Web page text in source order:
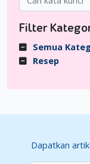
Filter
Semua
Resep
Dapatkan